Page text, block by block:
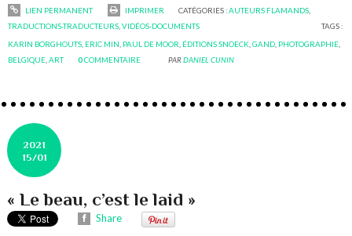
LIEN PERMANENT IMPRIMER CATÉGORIES :AUTEURS FLAMANDS
TRADUCTIONS-TRADUCTEURS ,VIDÉOS-DOCUMENTS
TAGS :
KARIN BORGHOUTS ERIC MIN PAUL DE MOOR ÉDITIONS SNOECK ,GAND PHOTOGRAPHIE
BELGIQUE ,ART 0COMMENTAIRE PARDANIEL CUNIN
2021
15/01
« Le beau, c’est le laid »
Share